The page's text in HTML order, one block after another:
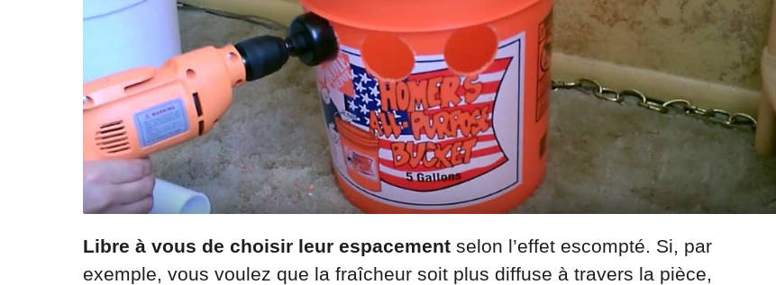
Libre à vous de choisir leur espacement selon l’effet escompté. Si, par
exemple, vous voulez que la fraîcheur soit plus diffuse à travers la pièce,